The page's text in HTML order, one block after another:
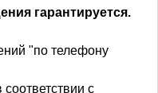
гарантируется.
"по телефону
с